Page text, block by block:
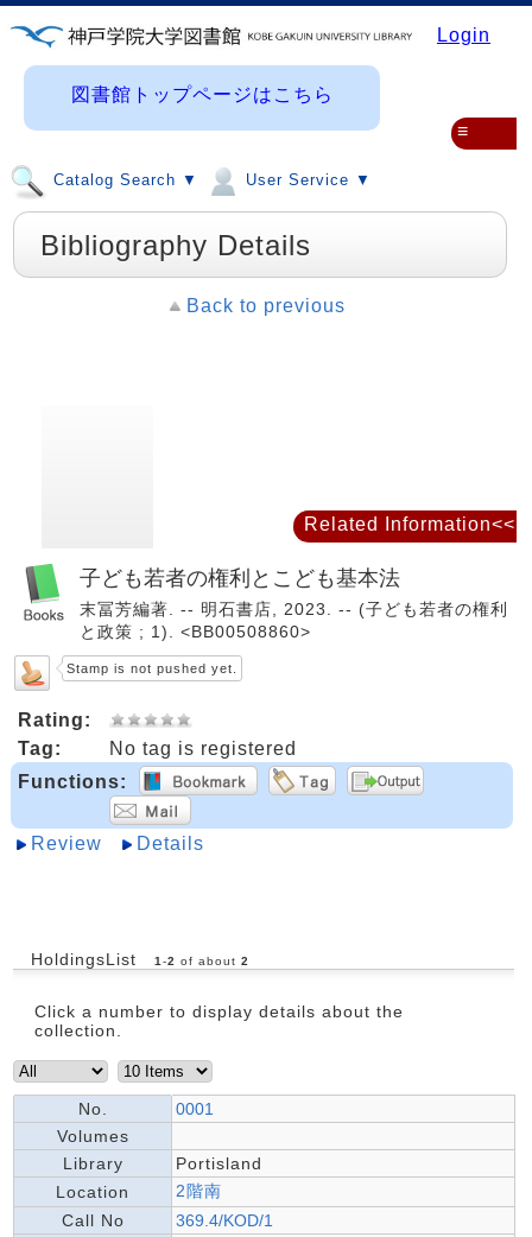
Login
図書館トップページはこちら
Catalog Search ▼ User Service ▼
≡
Bibliography Details
Back to previous
子ども若者の権利とこども基本法
末冨芳編著. -- 明石書店, 2023. -- (子ども若者の権利
と政策 ; 1). <BB00508860>
Stamp is not pushed yet.
Rating:
Tag:
No tag is registered
Functions:
Review Details
HoldingsList 1-2 of about 2
Click a number to display details about the
collection.
No.
0001
Volumes
Library
Portisland
Location
2階南
Call No
369.4/KOD/1
Related Information<<